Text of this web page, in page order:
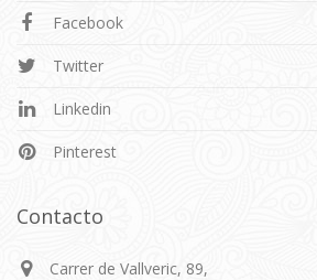
Facebook
Twitter
Linkedin
Pinterest
Contacto
Carrer de Vallveric, 89,